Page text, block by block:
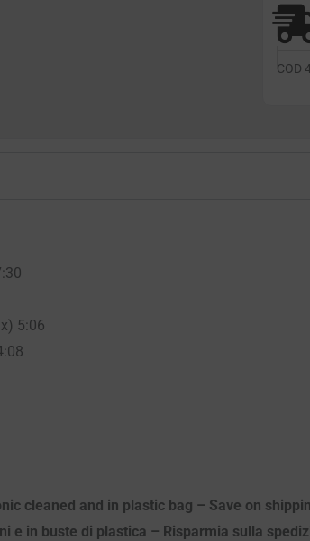
COD
5:06
cleaned and in plastic bag – Save on
e in buste di plastica – Risparmia sulla